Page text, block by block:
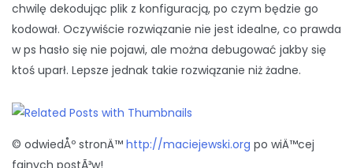
chwilę dekodując plik z konfiguracją, po czym będzie go
kodował. Oczywiście rozwiązanie nie jest idealne, co prawda
w ps hasło się nie pojawi, ale można debugować jakby się
ktoś uparł. Lepsze jednak takie rozwiązanie niż żadne.
© odwiedÅº stronÄ™ http://maciejewski.org po wiÄ™cej
fajnych postÃ³w!